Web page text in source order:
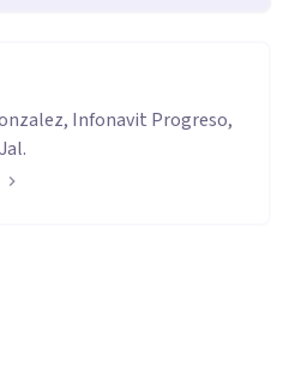
Infonavit Progreso,